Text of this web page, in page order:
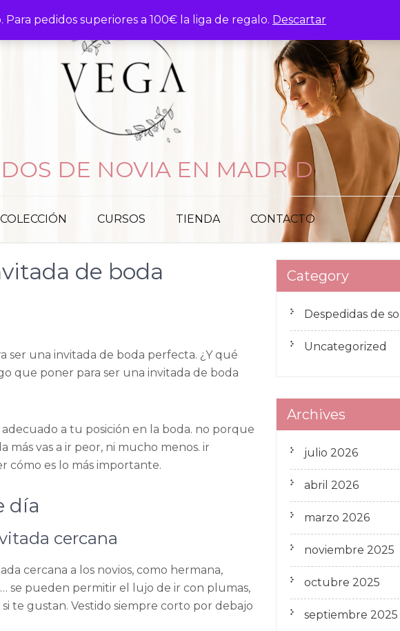
pedidos superiores a 100€ la liga de regalo. Descartar
DE NOVIA EN MADRID
COLECCIÓN CURSOS TIENDA CONTACTO
de boda
ser una invitada de boda perfecta. ¿Y qué
que poner para ser una invitada de boda
a tu posición en la boda. no porque
más vas a ir peor, ni mucho menos. ir
cómo es lo más importante.
día
cercana
cercana a los novios, como hermana,
se pueden permitir el lujo de ir con plumas,
te gustan. Vestido siempre corto por debajo
Category
Despedidas de
Uncategorized
Archives
julio 2026
abril 2026
marzo 2026
noviembre 2025
octubre 2025
septiembre 2025